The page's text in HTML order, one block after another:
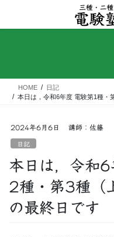
テ
ス
ゲ
ン
HOME
日記
本日は，令和6年度 電験第1種・
2024年6月6日 講師：佐藤
日記
本日は，令和
2種・第3種（
の最終日です